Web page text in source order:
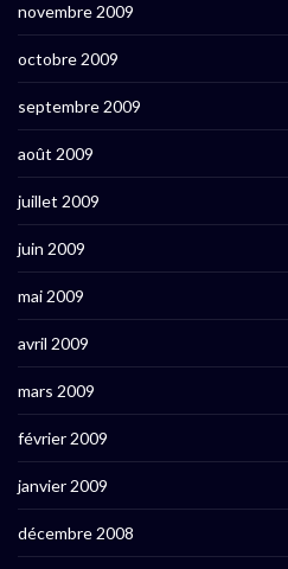
novembre 2009
octobre 2009
septembre 2009
août 2009
juillet 2009
juin 2009
mai 2009
avril 2009
mars 2009
février 2009
janvier 2009
décembre 2008